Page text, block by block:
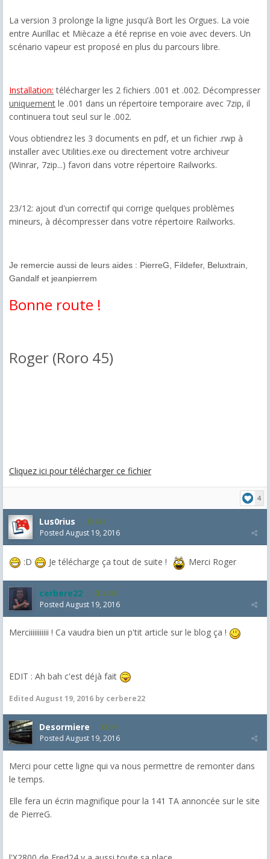
La version 3 prolonge la ligne jusqu’à Bort les Orgues. La voie
entre Aurillac et Miècaze a été reprise en voie avec devers. Un
scénario vapeur est proposé en plus du parcours libre.
Installation: télécharger les 2 fichiers .001 et .002. Décompresser
uniquement le .001 dans un répertoire temporaire avec 7zip, il
continuera tout seul sur le .002.
Vous obtiendrez les 3 documents en pdf, et un fichier .rwp à
installer avec Utilities.exe ou directement votre archiveur
(Winrar, 7zip...) favori dans votre répertoire Railworks.
23/12: ajout d'un correctif qui corrige quelques problèmes
mineurs, à décompresser dans votre répertoire Railworks.
Je remercie aussi de leurs aides : PierreG, Fildefer, Beluxtrain,
Gandalf et jeanpierrem
Bonne route !
Roger (Roro 45)
Cliquez ici pour télécharger ce fichier
4
Lus0rius 682
Posted August 19, 2016
:D Je télécharge ça tout de suite ! Merci Roger
cerbere22 4,385
Posted August 19, 2016
Merciiiiiiiiiii ! Ca vaudra bien un p'tit article sur le blog ça !
EDIT : Ah bah c'est déjà fait
Edited August 19, 2016 by cerbere22
Desormiere 39
Posted August 19, 2016
Merci pour cette ligne qui va nous permettre de remonter dans
le temps.
Elle fera un écrin magnifique pour la 141 TA annoncée sur le site
de PierreG.